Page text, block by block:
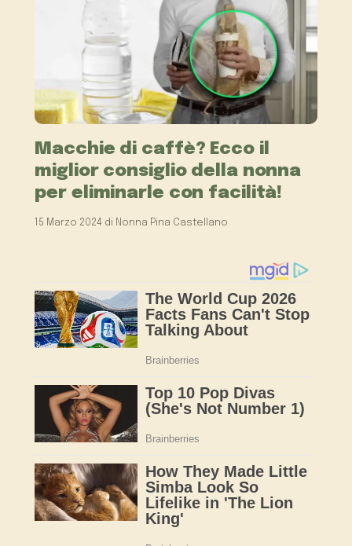
Macchie di caffè? Ecco il
miglior consiglio della nonna
per eliminarle con facilità!
15 Marzo 2024 di Nonna Pina Castellano